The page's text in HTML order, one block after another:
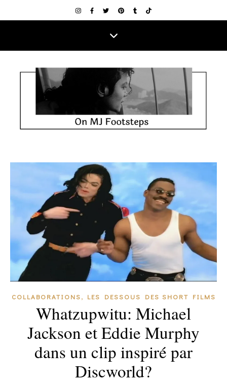
COLLABORATIONS, LES DESSOUS DES SHORT FILMS
Whatzupwitu: Michael
Jackson et Eddie Murphy
dans un clip inspiré par
Discworld?